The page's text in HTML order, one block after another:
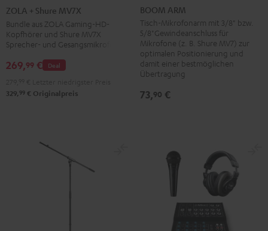
+
Shure
MV7X
Dark
Gray
ZOLA + Shure MV7X
Bundle aus ZOLA Gaming-HD-
Kopfhörer und Shure MV7X
Sprecher- und Gesangsmikrofon
Deal
269,99 €
329, 99 € Originalpreis
ARM
Schwarz
BOOM ARM
Tisch-Mikrofonarm mit 3/8" bzw.
5/8"Gewindeanschluss für
Mikrofone (z. B. Shure MV7) zur
optimalen Positionierung und
damit einer bestmöglichen
Übertragung
73,90 €